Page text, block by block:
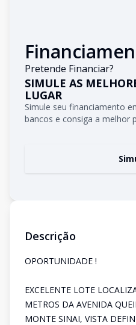
Pretende Financiar?
SIMULE AS
LUGAR
Simule seu financiamento
bancos e consiga a melhor
Descrição
OPORTUNIDADE !
EXCELENTE LOTE
METROS DA AVENIDA
MONTE SINAI, VISTA